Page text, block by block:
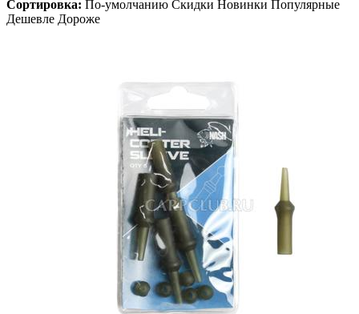
Сортировка: По-умолчанию Скидки Новинки Популярные
Дешевле Дороже